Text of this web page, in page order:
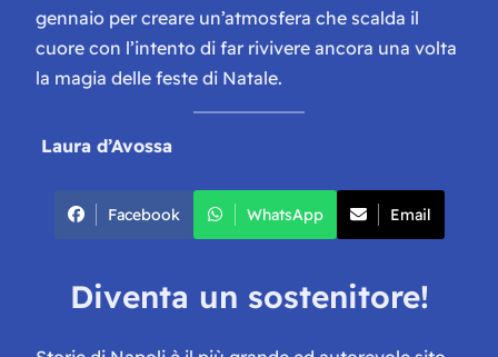
gennaio per creare un’atmosfera che scalda il
cuore con l’intento di far rivivere ancora una volta
la magia delle feste di Natale.
Laura d’Avossa
Facebook WhatsApp Email
Diventa un sostenitore!